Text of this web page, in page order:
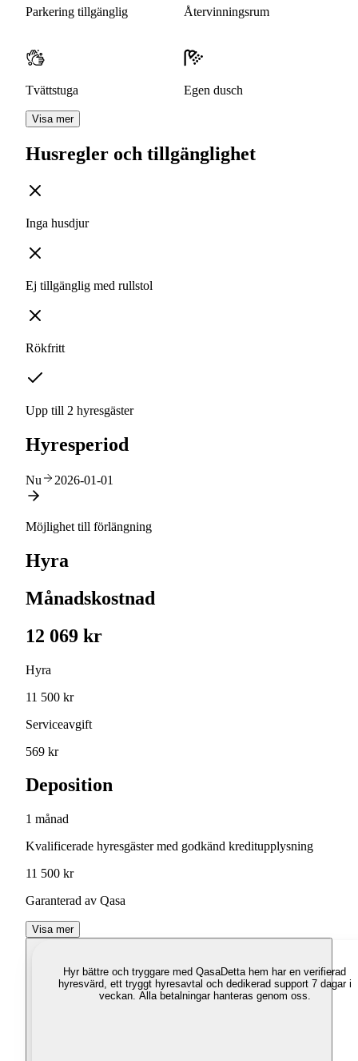
Parkering tillgänglig Återvinningsrum
Tvättstuga Egen dusch
Visa mer
Husregler och tillgänglighet
Inga husdjur
Ej tillgänglig med rullstol
Rökfritt
Upp till 2 hyresgäster
Hyresperiod
Nu 2026-01-01
Möjlighet till förlängning
Hyra
Månadskostnad
12 069 kr
Hyra
11 500 kr
Serviceavgift
569 kr
Deposition
1 månad
Kvalificerade hyresgäster med godkänd kreditupplysning
11 500 kr
Garanterad av Qasa
Visa mer
Hyr bättre och tryggare med QasaDetta hem har en verifierad
hyresvärd, ett tryggt hyresavtal och dedikerad support 7 dagar i
veckan. Alla betalningar hanteras genom oss.